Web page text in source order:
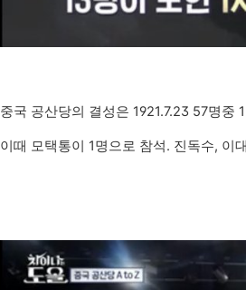
중국 공산당의 결성은 1921.7.23 57명중
이때 모택통이 1명으로 참석. 진독수, 이